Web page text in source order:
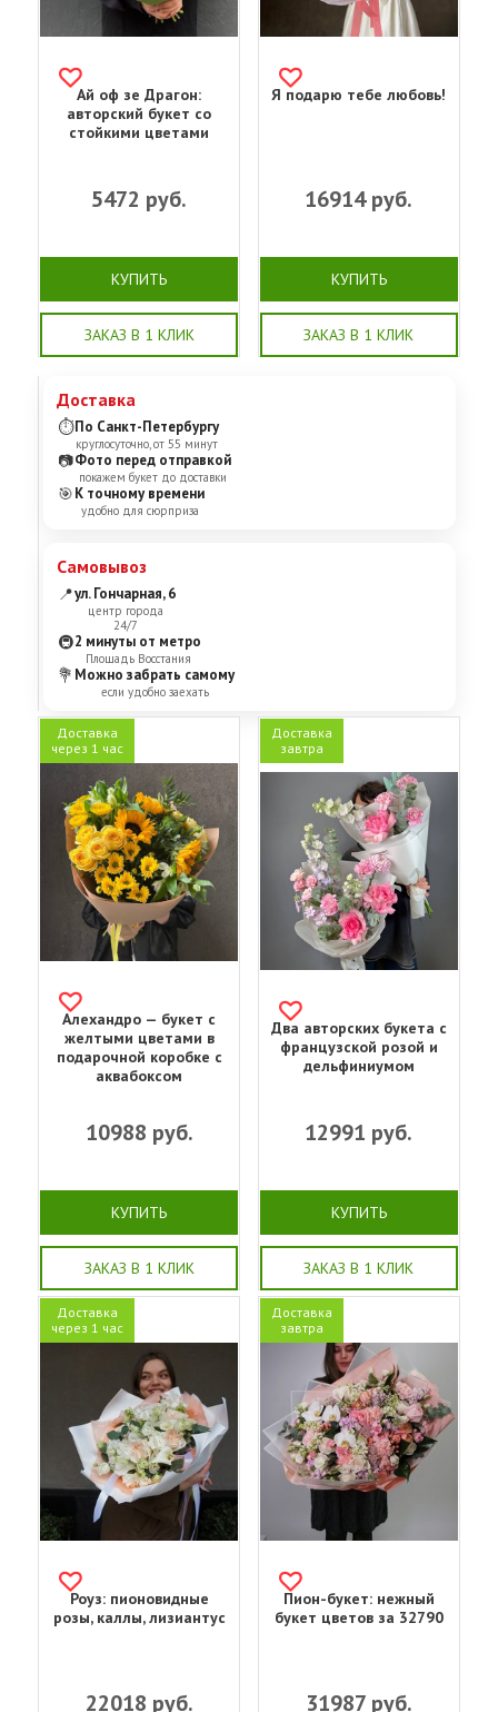
Ай оф зе Драгон:
авторский букет со
стойкими цветами
5472 руб.
КУПИТЬ
ЗАКАЗ В 1 КЛИК
Я подарю тебе любовь!
16914руб.
КУПИТЬ
ЗАКАЗ В 1 КЛИК
Доставка
⏱По Санкт-Петербургу
круглосуточно, от 55 минут
📷Фото перед отправкой
покажем букет до доставки
🎯К точному времени
удобно для сюрприза
Самовывоз
📍ул. Гончарная, 6
центр города
24/7
🚇2 минуты от метро
Площадь Восстания
💐 Можно забрать самому
если удобно заехать
Доставка
через 1 час
Алехандро — букет с
желтыми цветами в
подарочной коробке с
аквабоксом
10988 руб.
КУПИТЬ
ЗАКАЗ В 1 КЛИК
Доставка
завтра
Два авторских букета с
французской розой и
дельфиниумом
12991 руб.
КУПИТЬ
ЗАКАЗ В 1 КЛИК
Доставка
через 1 час
Роуз: пионовидные
розы, каллы, лизиантус
22018 руб.
Доставка
завтра
Пион-букет: нежный
букет цветов за 32790
31987руб.